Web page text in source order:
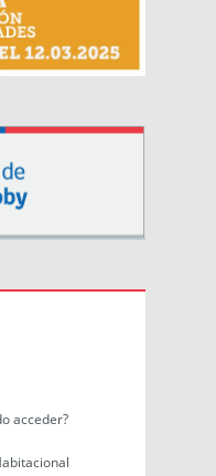
acceder?